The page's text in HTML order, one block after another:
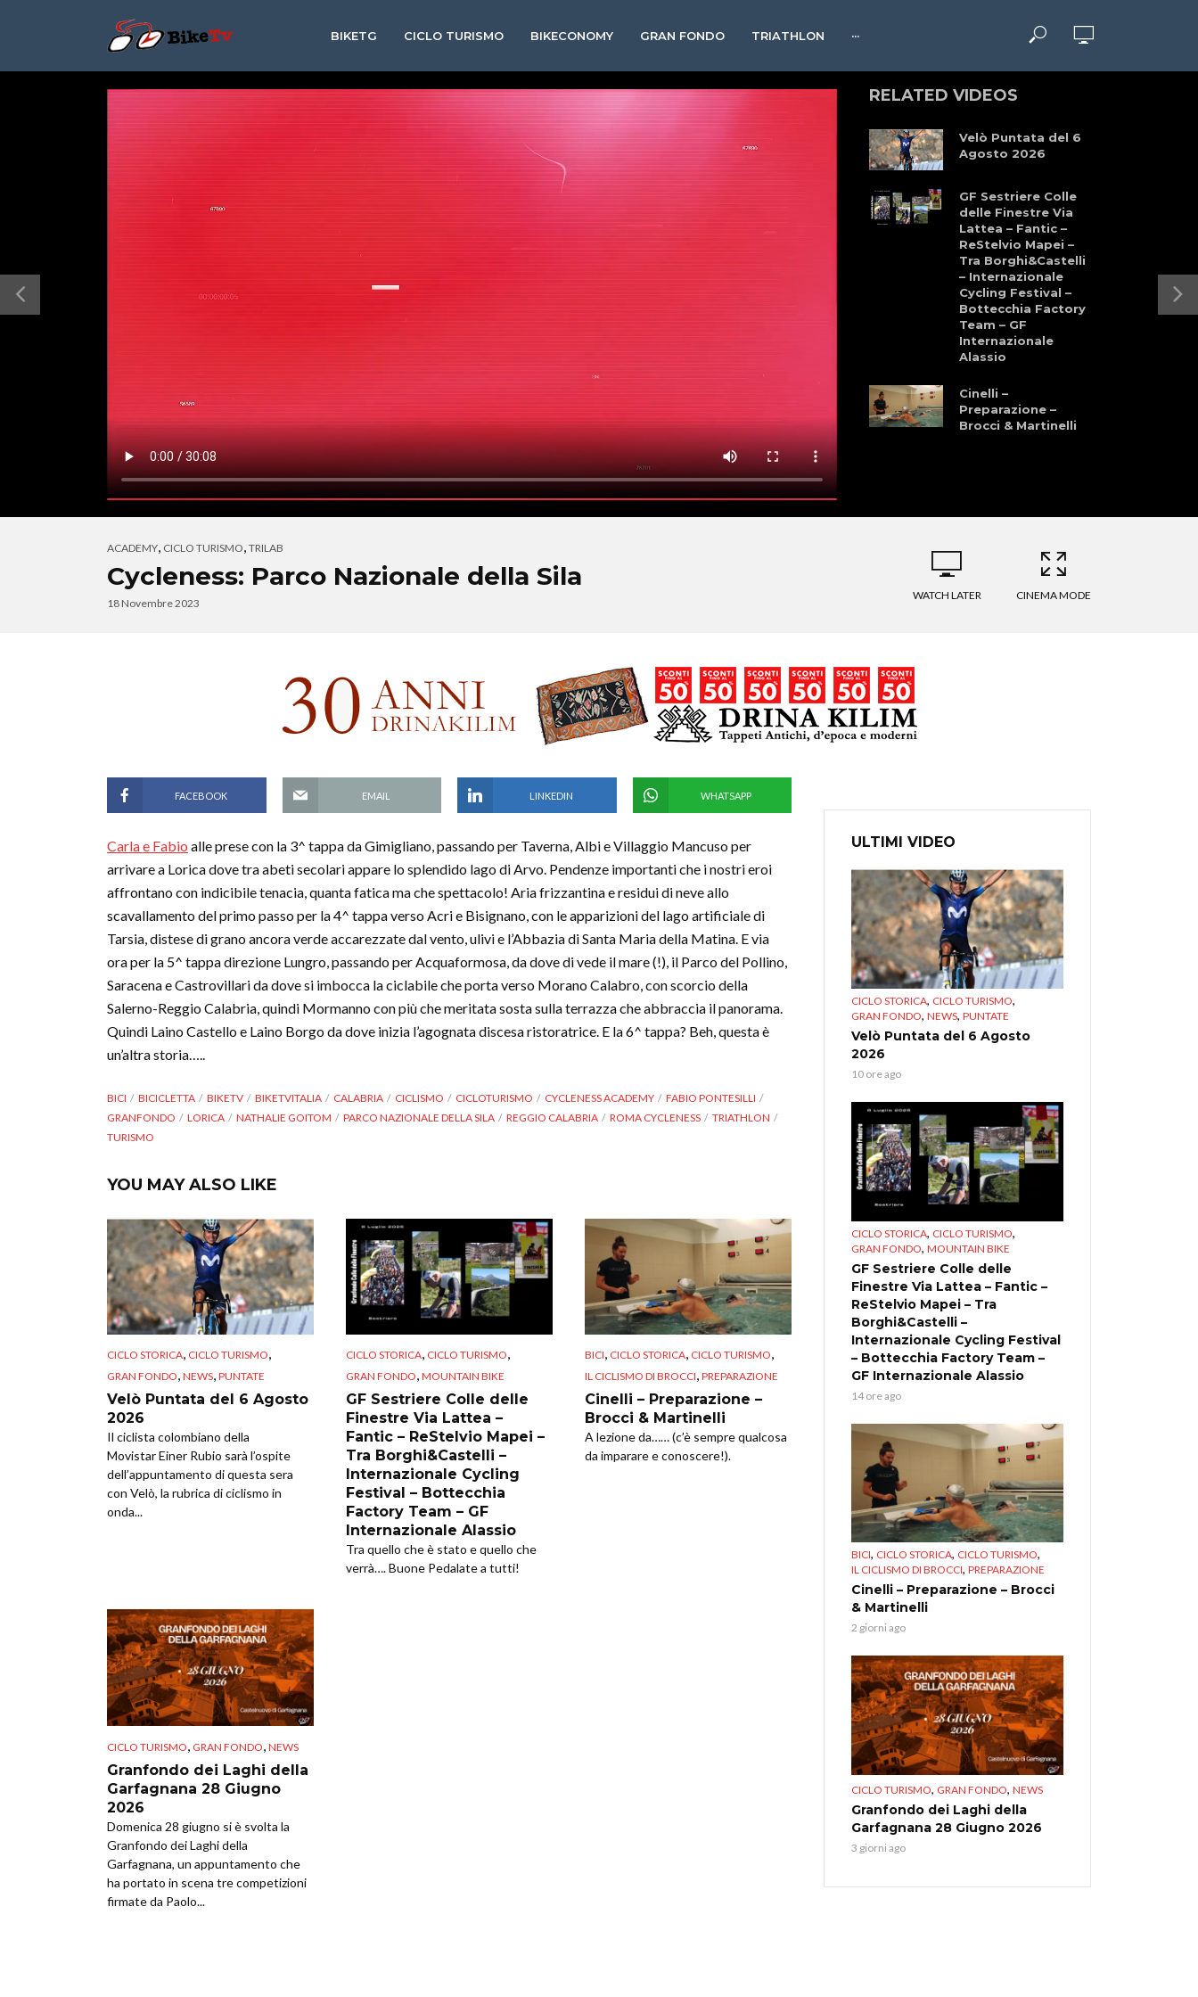
BIKETG CICLO TURISMO BIKECONOMY GRAN FONDO TRIATHLON ···
RELATED VIDEOS
Velò Puntata del 6
Agosto 2026
GF Sestriere Colle
delle Finestre Via
Lattea – Fantic –
ReStelvio Mapei –
Tra Borghi&Castelli
– Internazionale
Cycling Festival –
Bottecchia Factory
Team – GF
Internazionale
Alassio
Cinelli –
Preparazione –
Brocci & Martinelli
Marathon: Storia,
Cultura, Sport, e
Natura
ACADEMY, CICLO TURISMO, TRILAB
Cycleness: Parco Nazionale della Sila
18 Novembre 2023
WATCH LATER CINEMA MODE
FACEBOOK EMAIL LINKEDIN WHATSAPP
Carla e Fabio alle prese con la 3^ tappa da Gimigliano, passando per Taverna, Albi e Villaggio Mancuso per
arrivare a Lorica dove tra abeti secolari appare lo splendido lago di Arvo. Pendenze importanti che i nostri eroi
affrontano con indicibile tenacia, quanta fatica ma che spettacolo! Aria frizzantina e residui di neve allo
scavallamento del primo passo per la 4^ tappa verso Acri e Bisignano, con le apparizioni del lago artificiale di
Tarsia, distese di grano ancora verde accarezzate dal vento, ulivi e l’Abbazia di Santa Maria della Matina. E via
ora per la 5^ tappa direzione Lungro, passando per Acquaformosa, da dove di vede il mare (!), il Parco del Pollino,
Saracena e Castrovillari da dove si imbocca la ciclabile che porta verso Morano Calabro, con scorcio della
Salerno-Reggio Calabria, quindi Mormanno con più che meritata sosta sulla terrazza che abbraccia il panorama.
Quindi Laino Castello e Laino Borgo da dove inizia l’agognata discesa ristoratrice. E la 6^ tappa? Beh, questa è
un’altra storia…..
BICI BICICLETTA BIKETV BIKETVITALIA CALABRIA CICLISMO CICLOTURISMO CYCLENESS ACADEMY
FABIO PONTESILLI
GRANFONDO
LORICA NATHALIE GOITOM PARCO NAZIONALE DELLA SILA REGGIO CALABRIA ROMA CYCLENESS
TRIATHLON
TURISMO
YOU MAY ALSO LIKE
CICLO STORICA, CICLO TURISMO,
GRAN FONDO, NEWS, PUNTATE
Velò Puntata del 6 Agosto
2026
Il ciclista colombiano della
Movistar Einer Rubio sarà l’ospite
dell’appuntamento di questa sera
con Velò, la rubrica di ciclismo in
onda...
CICLO STORICA, CICLO TURISMO,
GRAN FONDO, MOUNTAIN BIKE
GF Sestriere Colle delle
Finestre Via Lattea –
Fantic – ReStelvio Mapei –
Tra Borghi&Castelli –
Internazionale Cycling
Festival – Bottecchia
Factory Team – GF
Internazionale Alassio
Tra quello che è stato e quello che
verrà…. Buone Pedalate a tutti!
BICI, CICLO STORICA, CICLO TURISMO,
IL CICLISMO DI BROCCI, PREPARAZIONE
Cinelli – Preparazione –
Brocci & Martinelli
A lezione da…… (c’è sempre qualcosa
da imparare e conoscere!).
CICLO TURISMO GRAN FONDO NEWS
Granfondo dei Laghi della
Garfagnana 28 Giugno
2026
Domenica 28 giugno si è svolta la
Granfondo dei Laghi della
Garfagnana, un appuntamento che
ha portato in scena tre competizioni
firmate da Paolo...
ULTIMI VIDEO
CICLO STORICA, CICLO TURISMO,
GRAN FONDO, NEWS, PUNTATE
Velò Puntata del 6 Agosto
2026
10 ore ago
CICLO STORICA, CICLO TURISMO,
GRAN FONDO, MOUNTAIN BIKE
GF Sestriere Colle delle
Finestre Via Lattea – Fantic –
ReStelvio Mapei – Tra
Borghi&Castelli –
Internazionale Cycling Festival
– Bottecchia Factory Team –
GF Internazionale Alassio
14 ore ago
BICI, CICLO STORICA, CICLO TURISMO,
IL CICLISMO DI BROCCI, PREPARAZIONE
Cinelli – Preparazione – Brocci
& Martinelli
2 giorni ago
CICLO TURISMO, GRAN FONDO, NEWS
Granfondo dei Laghi della
Garfagnana 28 Giugno 2026
3 giorni ago